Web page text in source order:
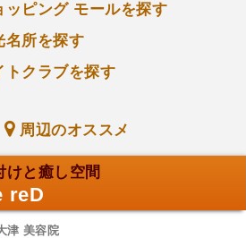
ッピング モールを探す
名所を探す
トクラブを探す
周辺のオススメ
けと癒し空間
reD
津 美容院